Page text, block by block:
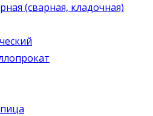
(сварная, кладочная)